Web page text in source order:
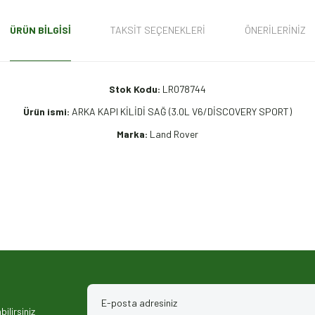
ÜRÜN BILGISI TAKSIT SEÇENEKLERI ÖNERILERINIZ
Stok Kodu: LR078744
Ürün ismi: ARKA KAPI KİLİDİ SAĞ (3.0L V6/DİSCOVERY SPORT)
Marka: Land Rover